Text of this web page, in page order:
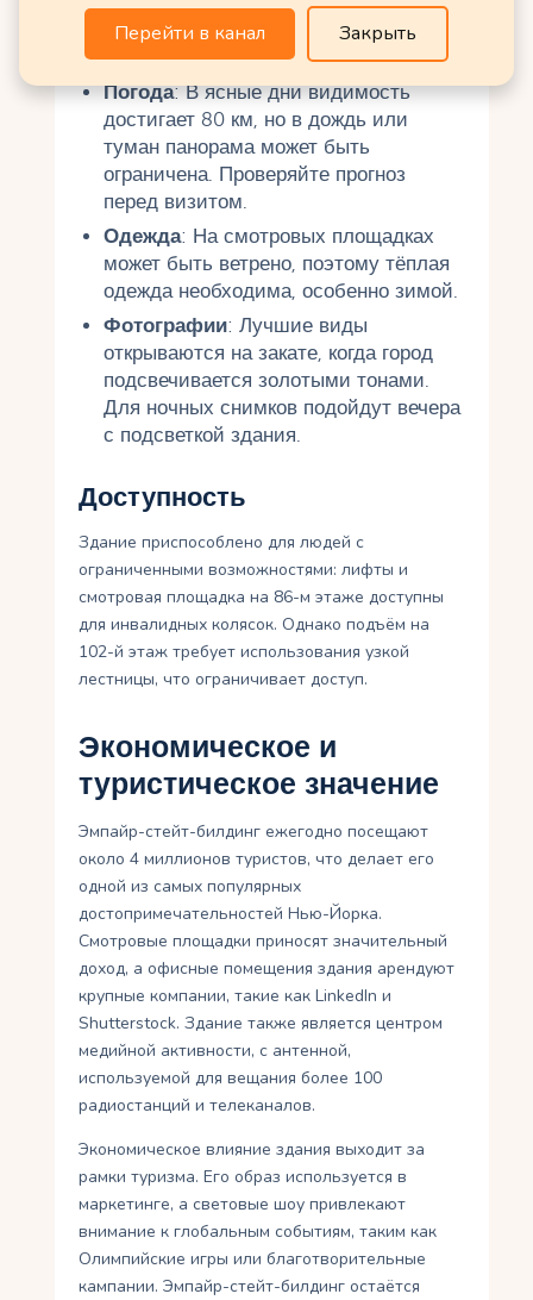
предлагают комфортную погоду и
хорошую видимость.
Погода: В ясные дни видимость
достигает 80 км, но в дождь или
туман панорама может быть
ограничена. Проверяйте прогноз
перед визитом.
Одежда: На смотровых площадках
может быть ветрено, поэтому тёплая
одежда необходима, особенно зимой.
Фотографии: Лучшие виды
открываются на закате, когда город
подсвечивается золотыми тонами.
Для ночных снимков подойдут вечера
с подсветкой здания.
Доступность
Здание приспособлено для людей с
ограниченными возможностями: лифты и
смотровая площадка на 86-м этаже доступны
для инвалидных колясок. Однако подъём на
102-й этаж требует использования узкой
лестницы, что ограничивает доступ.
Экономическое и
туристическое значение
Эмпайр-стейт-билдинг ежегодно посещают
около 4 миллионов туристов, что делает его
одной из самых популярных
достопримечательностей Нью-Йорка.
Смотровые площадки приносят значительный
доход, а офисные помещения здания арендуют
крупные компании, такие как LinkedIn и
Shutterstock. Здание также является центром
медийной активности, с антенной,
используемой для вещания более 100
радиостанций и телеканалов.
Экономическое влияние здания выходит за
рамки туризма. Его образ используется в
маркетинге, а световые шоу привлекают
внимание к глобальным событиям, таким как
Олимпийские игры или благотворительные
кампании. Эмпайр-стейт-билдинг остаётся
Перейти в канал Закрыть